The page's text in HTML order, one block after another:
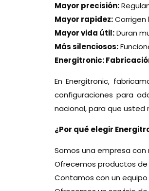
Mayor precisión:
Mayor rapidez:
Mayor vida útil:Duran
Más silenciosos:
Energitronic:
En Energitronic,
configuraciones para
nacional, para que usted
¿Por qué elegir
Somos una empresa
Ofrecemos productos
Contamos con un